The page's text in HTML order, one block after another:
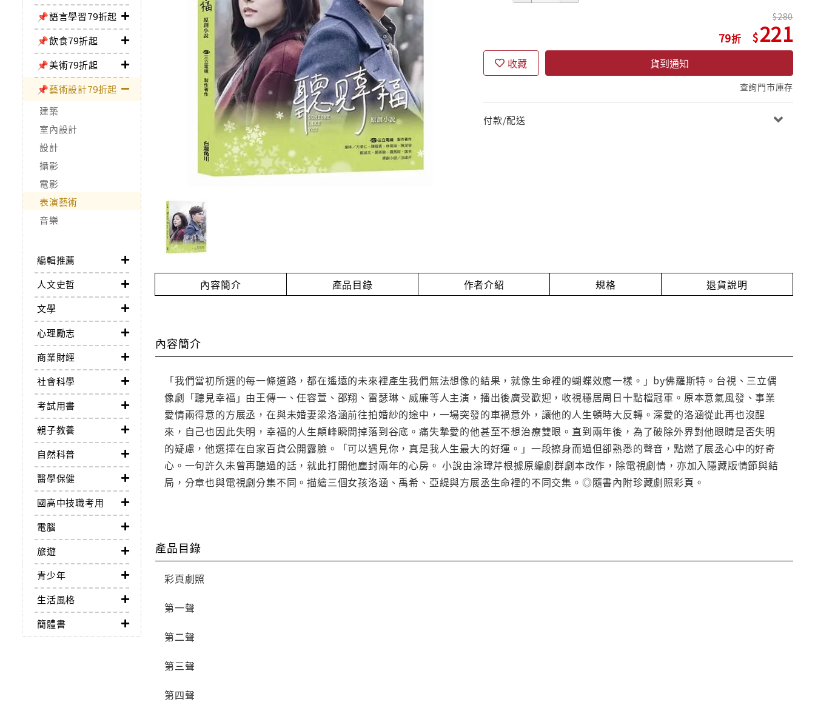
📌語言學習79折起
📌飲食79折起
📌美術79折起
📌藝術設計79折起
建築
室內設計
設計
攝影
電影
表演藝術
音樂
編輯推薦
人文史哲
文學
心理勵志
商業財經
社會科學
考試用書
親子教養
自然科普
醫學保健
國高中技職考用
電腦
旅遊
青少年
生活風格
簡體書
79
280
221
收藏 貨到通知
查詢門市庫存
付款/配送
內容簡介 產品目錄 作者介紹 規格 退貨說明
內容簡介
「我們當初所選的每一條道路，都在遙遠的未來裡產生我們無法想像的結果，就像生命裡的蝴蝶效應一樣。」by佛羅斯特。台視、三立偶
像劇「聽見幸福」由王傳一、任容萱、邵翔、雷瑟琳、威廉等人主演，播出後廣受歡迎，收視穩居周日十點檔冠軍。原本意氣風發、事業
愛情兩得意的方展丞，在與未婚妻梁洛涵前往拍婚紗的途中，一場突發的車禍意外，讓他的人生頓時大反轉。深愛的洛涵從此再也沒醒
來，自己也因此失明，幸福的人生顛峰瞬間掉落到谷底。痛失摯愛的他甚至不想治療雙眼。直到兩年後，為了破除外界對他眼睛是否失明
的疑慮，他選擇在自家百貨公開露臉。「可以遇見你，真是我人生最大的好運。」一段擦身而過但卻熟悉的聲音，點燃了展丞心中的好奇
心。一句許久未曾再聽過的話，就此打開他塵封兩年的心房。 小說由涂瑋芹根據原編劇群劇本改作，除電視劇情，亦加入隱藏版情節與結
局，分章也與電視劇分集不同。描繪三個女孩洛涵、禹希、亞緹與方展丞生命裡的不同交集。◎隨書內附珍藏劇照彩頁。
產品目錄
彩頁劇照
第一聲
第二聲
第三聲
第四聲